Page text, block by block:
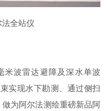
全站仪
米波雷达避障及深水单波
实现水下勘测、通过侧扫
为阿尔法测绘重磅新品阿